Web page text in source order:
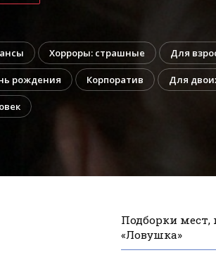
Хорроры: страшные Для
рождения Корпоратив Для
Подборки мест,
«Ловушка»